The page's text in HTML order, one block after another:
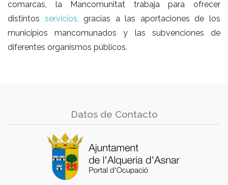
comarcas, la Mancomunitat trabaja para ofrecer
distintos servicios,
gracias a las aportaciones de los
municipios mancomunados y las subvenciones de
diferentes organismos públicos.
Datos de Contacto